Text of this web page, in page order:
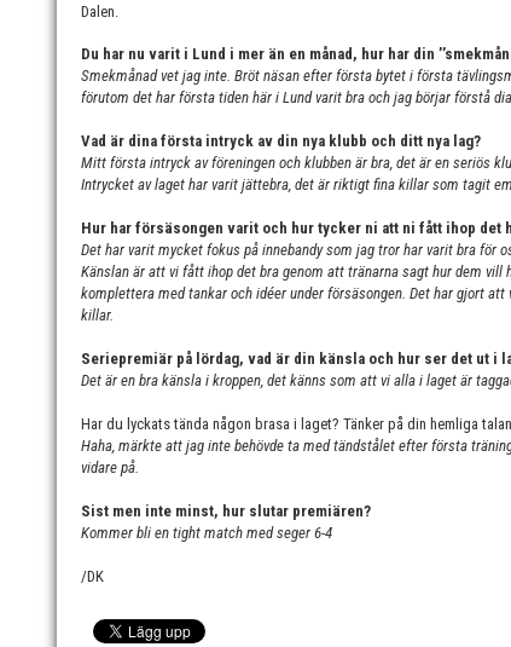
Dalen.
Du har nu varit i Lund i mer än en månad, hur har din
Smekmånad vet jag inte. Bröt näsan efter första bytet i första
förutom det har första tiden här i Lund varit bra och jag börjar förstå
Vad är dina första intryck av din nya klubb och ditt nya lag?
Mitt första intryck av föreningen och klubben är bra, det är en seriös
Intrycket av laget har varit jättebra, det är riktigt fina killar som tagit
Hur har försäsongen varit och hur tycker ni att ni fått ihop det
Det har varit mycket fokus på innebandy som jag tror har varit bra för
Känslan är att vi fått ihop det bra genom att tränarna sagt hur dem
komplettera med tankar och idéer under försäsongen. Det har gjort
killar.
Seriepremiär på lördag, vad är din känsla och hur ser det ut i
Det är en bra känsla i kroppen, det känns som att vi alla i laget är
Har du lyckats tända någon brasa i laget? Tänker på din hemliga
Haha, märkte att jag inte behövde ta med tändstålet efter första
vidare på.
Sist men inte minst, hur slutar premiären?
Kommer bli en tight match med seger 6-4
/DK